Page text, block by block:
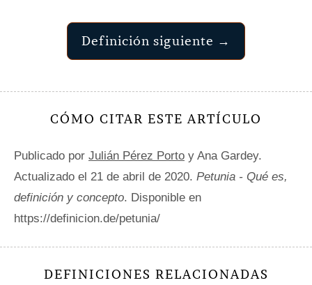
Definición siguiente →
CÓMO CITAR ESTE ARTÍCULO
Publicado por Julián Pérez Porto y Ana Gardey.
Actualizado el 21 de abril de 2020. Petunia - Qué es,
definición y concepto. Disponible en
https://definicion.de/petunia/
DEFINICIONES RELACIONADAS